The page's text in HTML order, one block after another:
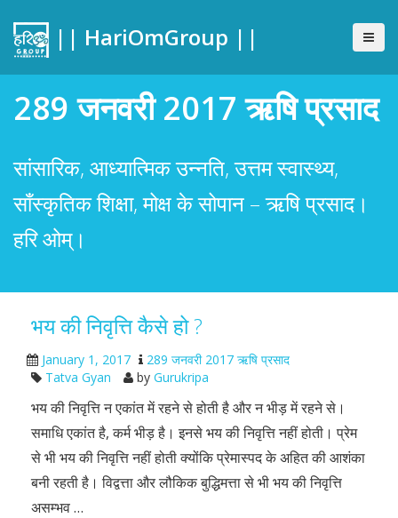
|| HariOmGroup ||
289 जनवरी 2017 ऋषि प्रसाद
सांसारिक, आध्यात्मिक उन्नति, उत्तम स्वास्थ्य,
साँस्कृतिक शिक्षा, मोक्ष के सोपान – ऋषि प्रसाद।
हरि ओम्।
भय की निवृत्ति कैसे हो ?
January 1, 2017
289 जनवरी 2017 ऋषि प्रसाद
Tatva Gyan
by Gurukripa
भय की निवृत्ति न एकांत में रहने से होती है और न भीड़ में रहने से।
समाधि एकांत है, कर्म भीड़ है। इनसे भय की निवृत्ति नहीं होती। प्रेम
से भी भय की निवृत्ति नहीं होती क्योंकि प्रेमास्पद के अहित की आशंका
बनी रहती है। विद्वत्ता और लौकिक बुद्धिमत्ता से भी भय की निवृत्ति
असम्भव …